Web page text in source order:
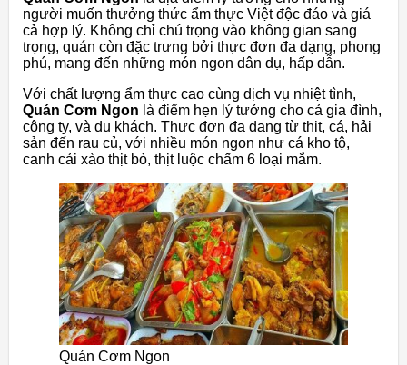
người muốn thưởng thức ẩm thực Việt độc đáo và giá
cả hợp lý. Không chỉ chú trọng vào không gian sang
trọng, quán còn đặc trưng bởi thực đơn đa dạng, phong
phú, mang đến những món ngon dân dụ, hấp dẫn.
Với chất lượng ẩm thực cao cùng dịch vụ nhiệt tình,
Quán Cơm Ngon là điểm hẹn lý tưởng cho cả gia đình,
công ty, và du khách. Thực đơn đa dạng từ thịt, cá, hải
sản đến rau củ, với nhiều món ngon như cá kho tộ,
canh cải xào thịt bò, thịt luộc chấm 6 loại mắm.
Quán Cơm Ngon